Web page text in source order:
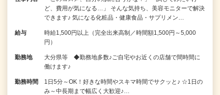
ど、費用が気になる…」 そんな気持ち、美容モニターで解決
できます♪ 気になる化粧品・健康食品・サプリメン…
給与
時給1,500円以上（完全出来高制／時間額1,500円～5,000
円）
勤務地
大分県等 ◆勤務地多数♪ご自宅やお近くの店舗で間時間に
働けます♪
勤務時間
1日5分～OK！好きな時間やスキマ時間でサクッと♪ ☆1日の
み～中長期まで幅広く大歓迎♪…